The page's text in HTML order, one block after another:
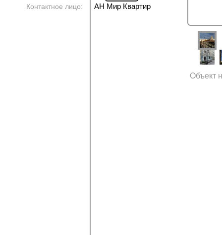
Контактное лицо: АН Мир Квартир
Объект